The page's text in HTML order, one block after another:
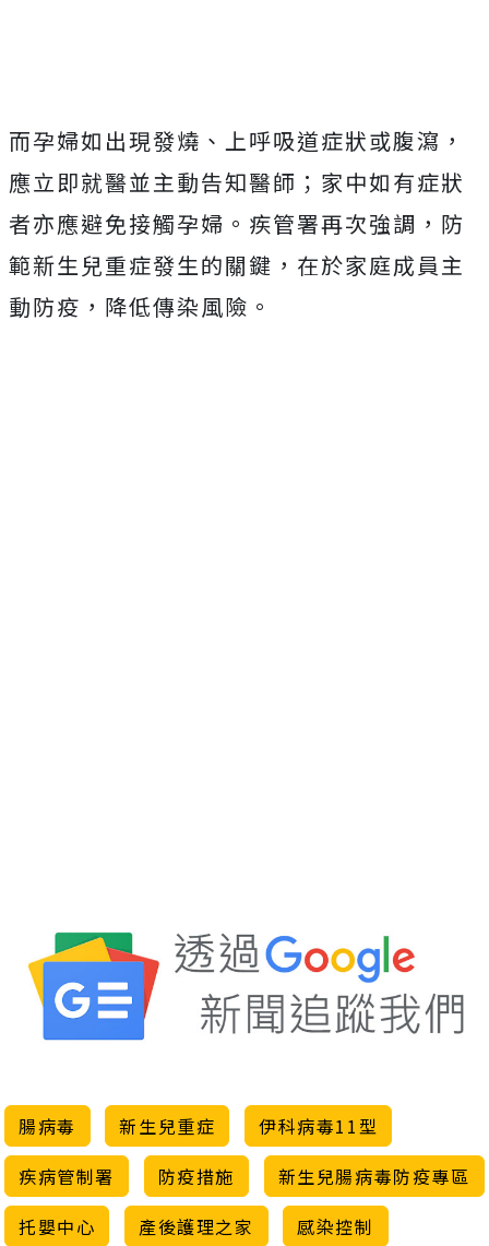
而孕婦如出現發燒、上呼吸道症狀或腹瀉，
應立即就醫並主動告知醫師；家中如有症狀
者亦應避免接觸孕婦。疾管署再次強調，防
範新生兒重症發生的關鍵，在於家庭成員主
動防疫，降低傳染風險。
腸病毒 新生兒重症
伊科病毒11型
疾病管制署
防疫措施
新生兒腸病毒防疫專區
托嬰中心
產後護理之家
感染控制